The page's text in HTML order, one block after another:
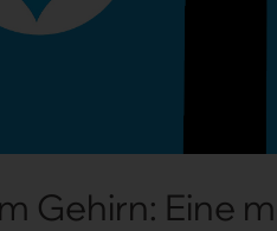
Gehirn: Eine